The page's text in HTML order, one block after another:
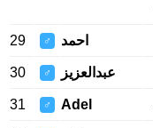
29 ♂ احمد
30 ♂ عبدالعزيز
31 ♂ Adel